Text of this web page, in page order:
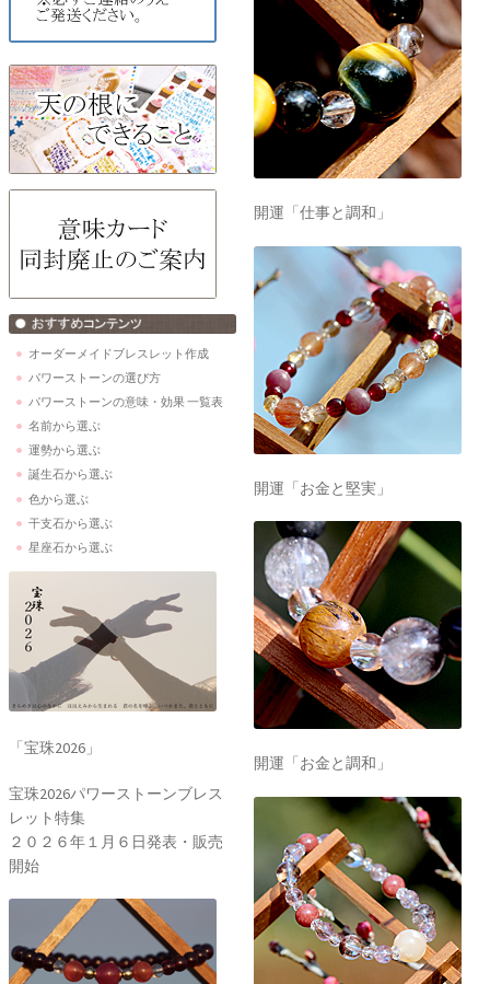
オーダーメイドブレスレット作成
パワーストーンの選び方
パワーストーンの意味・効果 一覧表
名前から選ぶ
運勢から選ぶ
誕生石から選ぶ
色から選ぶ
干支石から選ぶ
星座石から選ぶ
「宝珠2026」
宝珠2026パワーストーンブレス
レット特集
２０２６年１月６日発表・販売
開始
開運「仕事と調和」
開運「お金と堅実」
開運「お金と調和」